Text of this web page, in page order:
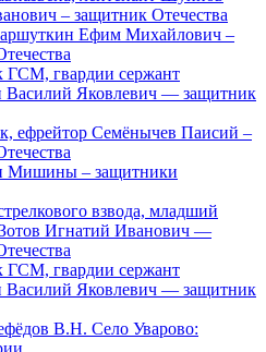
– защитник Отечества
Ефим Михайлович –
ГСМ, гвардии сержант
Василий Яковлевич — защитник
ефрейтор Семёнычев Паисий –
Мишины – защитники
взвода, младший
Игнатий Иванович —
ГСМ, гвардии сержант
Василий Яковлевич — защитник
В.Н. Село Уварово: